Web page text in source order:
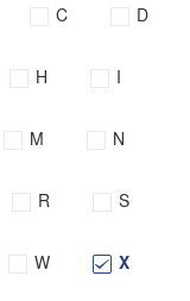
C D
H I
M N
R S
W X